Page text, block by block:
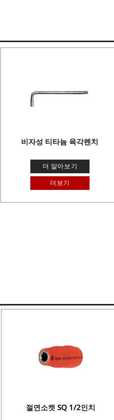
비자성 티타늄 육각렌치
더 알아보기
더보기
절연소켓 SQ 1/2인치